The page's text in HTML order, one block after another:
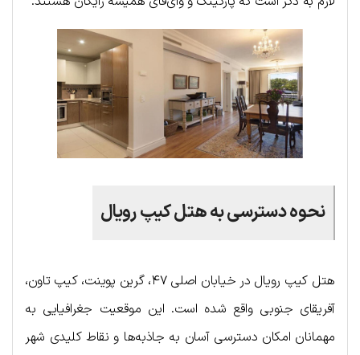
نحوه دسترسی به هتل کیپ رویال
هتل کیپ رویال در خیابان اصلی ۴۷، گرین پوینت، کیپ تاون،
آفریقای جنوبی واقع شده است. این موقعیت جغرافیایی به
مهمانان امکان دسترسی آسان به جاذبه‌ها و نقاط کلیدی شهر